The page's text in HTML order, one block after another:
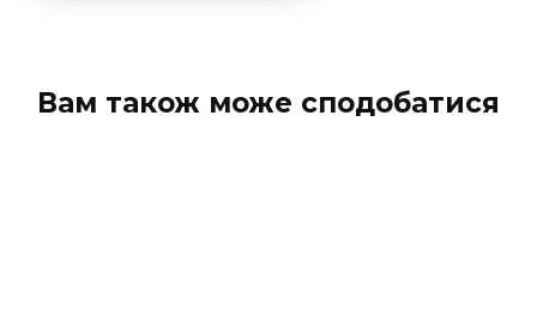
Вам також може сподобатися